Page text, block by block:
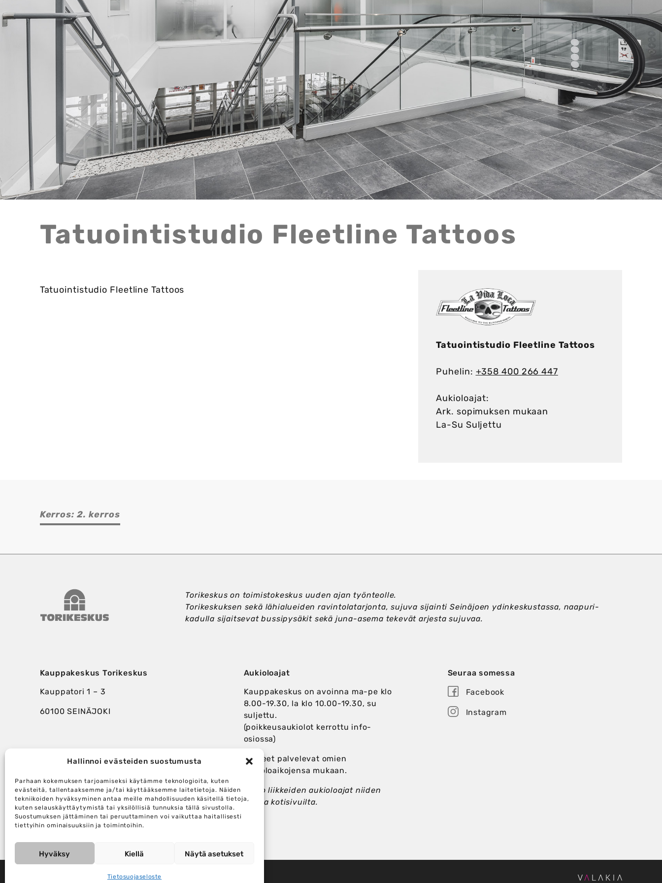
Hallinnoi evästeiden suostumusta
Parhaan kokemuksen tarjoamiseksi käytämme teknologioita, kuten
evästeitä, tallentaaksemme ja/tai käyttääksemme laitetietoja. Näiden
tekniikoiden hyväksyminen antaa meille mahdollisuuden käsitellä tietoja,
kuten selauskäyttäytymistä tai yksilöllisiä tunnuksia tällä sivustolla.
Suostumuksen jättäminen tai peruuttaminen voi vaikuttaa haitallisesti
tiettyihin ominaisuuksiin ja toimintoihin.
Hyväksy Kiellä Näytä asetukset
Tietosuojaseloste
Tatuointistudio Fleetline Tattoos
Tatuointistudio Fleetline Tattoos
Tatuointistudio Fleetline Tattoos
Puhelin: +358 400 266 447
Aukioloajat:
Ark. sopimuksen mukaan
La-Su Suljettu
Kerros: 2. kerros
Torikeskus
Torikeskus on toimistokeskus uuden ajan työnteolle.
Torikeskuksen sekä lähi­alueiden ravintola­tarjonta, sujuva sijainti Seinäjoen ydin­keskustassa, naapuri­
kadulla sijaitsevat bussi­pysäkit sekä juna-asema tekevät arjesta sujuvaa.
Kauppakeskus Torikeskus
Kauppatori 1 – 3
60100 SEINÄJOKI
Aukioloajat
Kauppakeskus on avoinna ma-pe klo
8.00-19.30, la klo 10.00-19.30, su
suljettu.
(poikkeusaukiolot kerrottu info-
osiossa)
Liikkeet palvelevat omien
aukioloaikojensa mukaan.
Katso liikkeiden aukioloajat niiden
omilta kotisivuilta.
Seuraa somessa
Facebook
Instagram
City Kauppapaikat Oy © 2026 | Tietosuojaseloste